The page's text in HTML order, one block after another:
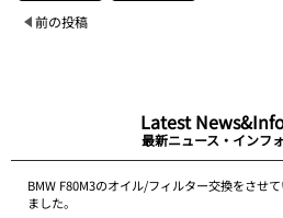
前の投稿
Latest
最新ニュース・インフ
BMW F80M3のオイル/フィルター交換をさせ
ました。